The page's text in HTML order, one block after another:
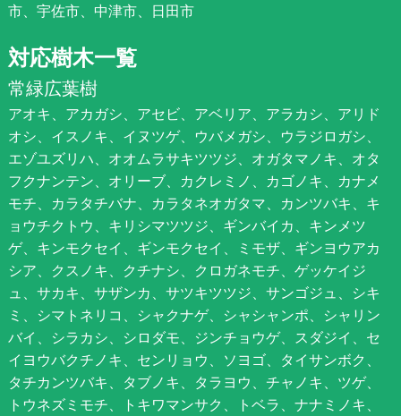
市、宇佐市、中津市、日田市
対応樹木一覧
常緑広葉樹
アオキ、アカガシ、アセビ、アベリア、アラカシ、アリド
オシ、イスノキ、イヌツゲ、ウバメガシ、ウラジロガシ、
エゾユズリハ、オオムラサキツツジ、オガタマノキ、オタ
フクナンテン、オリーブ、カクレミノ、カゴノキ、カナメ
モチ、カラタチバナ、カラタネオガタマ、カンツバキ、キ
ョウチクトウ、キリシマツツジ、ギンバイカ、キンメツ
ゲ、キンモクセイ、ギンモクセイ、ミモザ、ギンヨウアカ
シア、クスノキ、クチナシ、クロガネモチ、ゲッケイジ
ュ、サカキ、サザンカ、サツキツツジ、サンゴジュ、シキ
ミ、シマトネリコ、シャクナゲ、シャシャンポ、シャリン
バイ、シラカシ、シロダモ、ジンチョウゲ、スダジイ、セ
イヨウバクチノキ、センリョウ、ソヨゴ、タイサンボク、
タチカンツバキ、タブノキ、タラヨウ、チャノキ、ツゲ、
トウネズミモチ、トキワマンサク、トベラ、ナナミノキ、